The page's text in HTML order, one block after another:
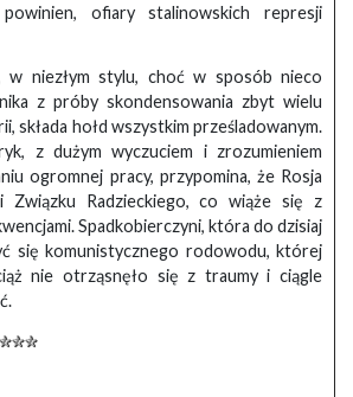
ofiary stalinowskich represji
w niezłym stylu, choć w sposób nieco
z próby skondensowania zbyt wielu
składa hołd wszystkim prześladowanym.
z dużym wyczuciem i zrozumieniem
ogromnej pracy, przypomina, że Rosja
Związku Radzieckiego, co wiąże się z
Spadkobierczyni, która do dzisiaj
się komunistycznego rodowodu, której
nie otrząsnęło się z traumy i ciągle